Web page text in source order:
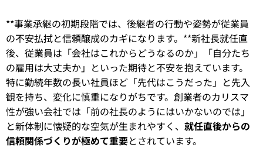
**事業承継の初期段階では、後継者の行動や姿勢が従業員
の不安払拭と信頼醸成のカギになります。**新社長就任直
後、従業員は「会社はこれからどうなるのか」「自分たち
の雇用は大丈夫か」といった期待と不安を抱えています。
特に勤続年数の長い社員ほど「先代はこうだった」と先入
観を持ち、変化に慎重になりがちです。創業者のカリスマ
性が強い会社では「前の社長のようにはいかないのでは」
と新体制に懐疑的な空気が生まれやすく、 就任直後からの
信頼関係づくりが極めて重要とされています。